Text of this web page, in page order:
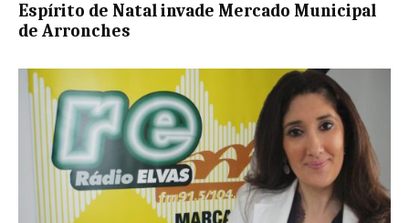
Espírito de Natal invade Mercado Municipal
de Arronches